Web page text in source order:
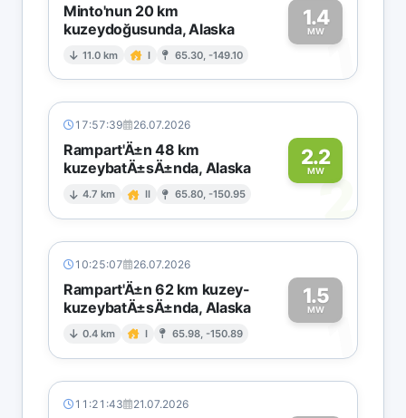
Minto'nun 20 km
kuzeydoğusunda, Alaska
11.0 km I 65.30, -149.10
1.4
MW1
17:57:39 26.07.2026
Rampart'Ä±n 48 km
kuzeybatÄ±sÄ±nda, Alaska
4.7 km II 65.80, -150.95
2.2
MW2
10:25:07 26.07.2026
Rampart'Ä±n 62 km kuzey-
kuzeybatÄ±sÄ±nda, Alaska
0.4 km I 65.98, -150.89
1.5
MW1
11:21:43 21.07.2026